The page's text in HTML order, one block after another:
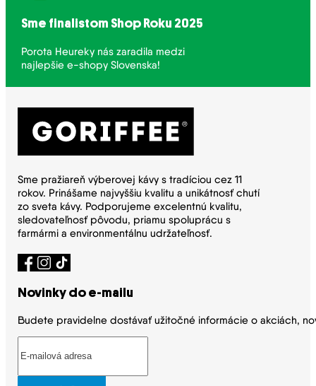
Sme finalistom Shop Roku 2025
Porota Heureky nás zaradila medzi
najlepšie e-shopy Slovenska!
Sme pražiareň výberovej kávy s tradíciou cez 11
rokov. Prinášame najvyššiu kvalitu a unikátnosť chutí
zo sveta kávy. Podporujeme excelentnú kvalitu,
sledovateľnosť pôvodu, priamu spoluprácu s
farmármi a environmentálnu udržateľnosť.
Novinky do e-mailu
Budete pravidelne dostávať užitočné informácie o akciách,